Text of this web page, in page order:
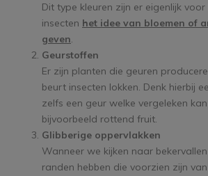
Dit type kleuren zijn er eigenlijk
insecten het idee van bloemen of
geven.
Geurstoffen
Er zijn planten die geuren
beurt insecten lokken. Denk hierbij
zelfs een geur welke vergeleken
bijvoorbeeld rottend fruit.
Glibberige oppervlakken
Wanneer we kijken naar
randen hebben die voorzien zijn